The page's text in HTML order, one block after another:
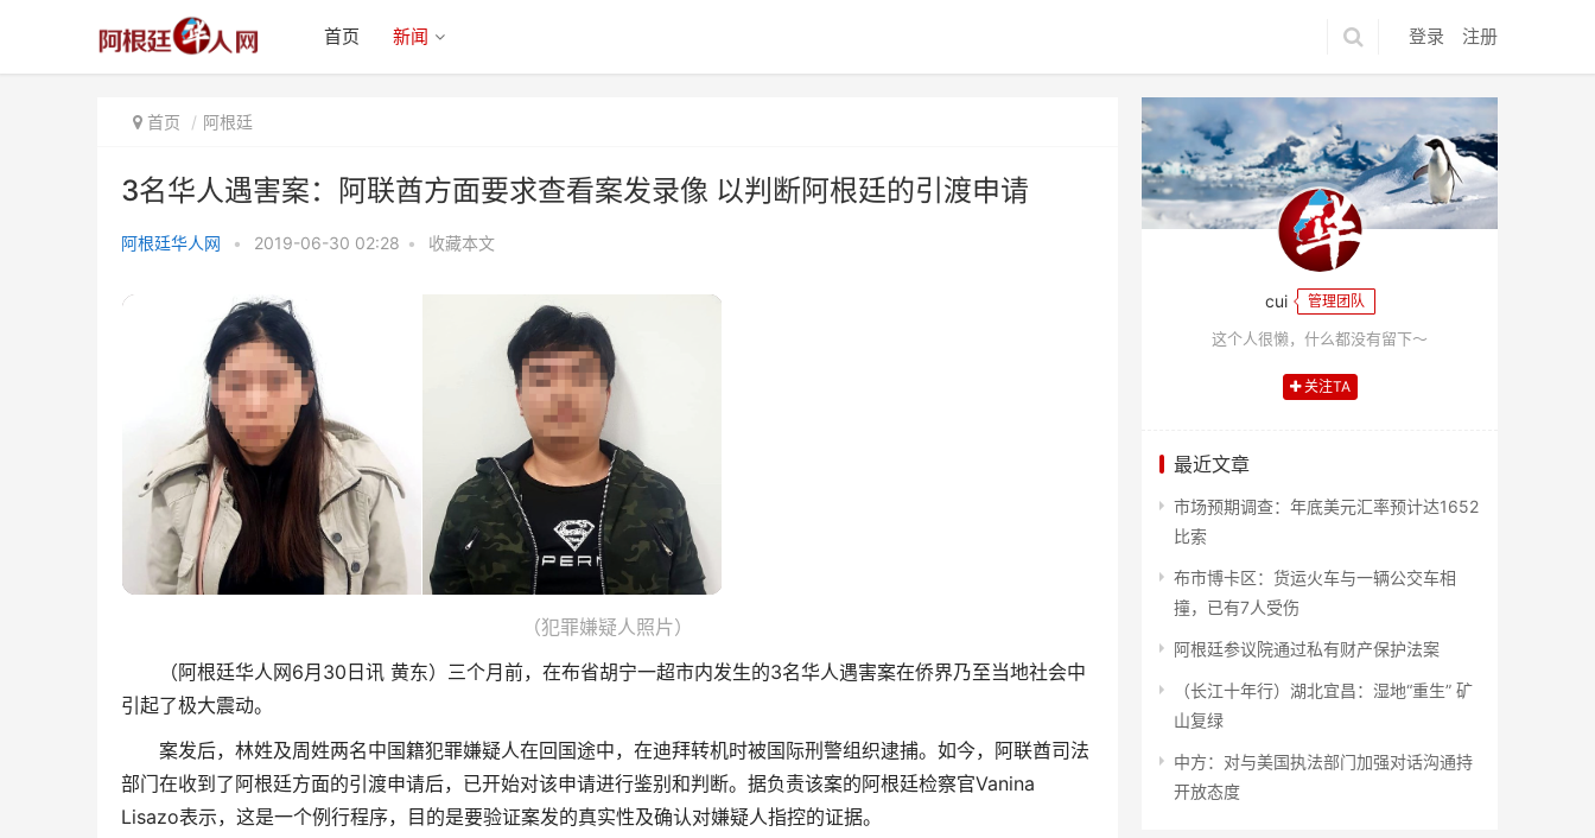
登录 注册
首页 新闻
首页 阿根廷
3名华人遇害案：阿联酋方面要求查看案发录像 以判断阿根廷的引渡申请
阿根廷华人网 • 2019-06-30 02:28 • 收藏本文
（犯罪嫌疑人照片）
（阿根廷华人网6月30日讯 黄东）三个月前，在布省胡宁一超市内发生的3名华人遇害案在侨界乃至当地社会中
引起了极大震动。
案发后，林姓及周姓两名中国籍犯罪嫌疑人在回国途中，在迪拜转机时被国际刑警组织逮捕。如今，阿联酋司法
部门在收到了阿根廷方面的引渡申请后，已开始对该申请进行鉴别和判断。据负责该案的阿根廷检察官Vanina
Lisazo表示，这是一个例行程序，目的是要验证案发的真实性及确认对嫌疑人指控的证据。
查看案发录像 以判断阿
cui 管理团队
这个人很懒，什么都没有留下～
关注TA
最近文章
市场预期调查：年底美元汇率预计达1652
比索
布市博卡区：货运火车与一辆公交车相
撞，已有7人受伤
阿根廷参议院通过私有财产保护法案
（长江十年行）湖北宜昌：湿地“重生” 矿
山复绿
中方：对与美国执法部门加强对话沟通持
开放态度